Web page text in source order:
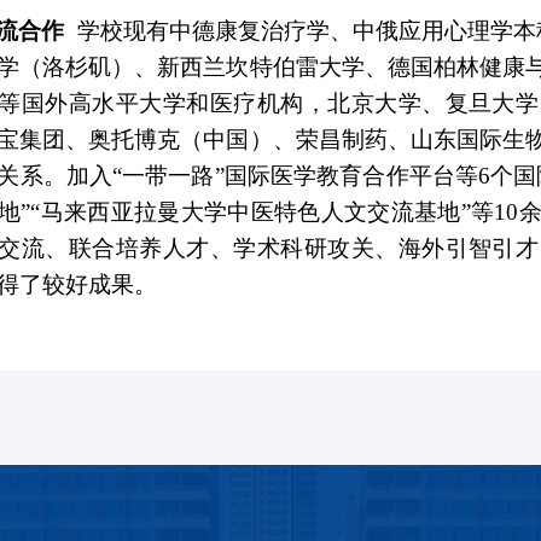
合作学校现有中德康复治疗学、中俄应用心理学
（洛杉矶）、新西兰坎特伯雷大学、德国柏林健康
国外高水平大学和医疗机构，北京大学、复旦大
集团、奥托博克（中国）、荣昌制药、山东国际生
系。加入“一带一路”国际医学教育合作平台等6个
”“马来西亚拉曼大学中医特色人文交流基地”等10
流、联合培养人才、学术科研攻关、海外引智引
了较好成果。